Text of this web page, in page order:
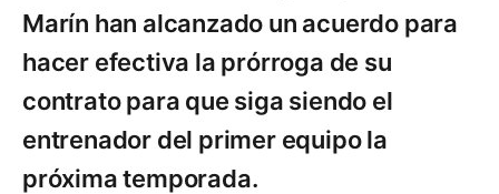
Marín han alcanzado un acuerdo para
hacer efectiva la prórroga de su
contrato para que siga siendo el
entrenador del primer equipo la
próxima temporada.